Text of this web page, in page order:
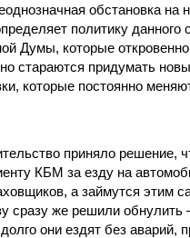
обстановка
политику данного
Думы, которые
стараются придумать
которые постоянно
приняло решение,
КБМ за езду на
а займутся этим
сразу же решили обнулить
долго они ездят без